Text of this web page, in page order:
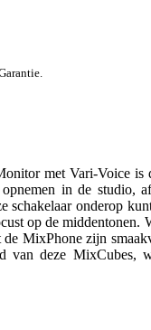
met Vari-Voice is
in de studio,
onderop
op de middentonen.
MixPhone zijn
van deze MixCubes,